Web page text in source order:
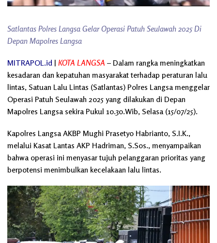
Satlantas Polres Langsa Gelar Operasi Patuh Seulawah 2025 Di
Depan Mapolres Langsa
MITRAPOL.id | KOTA LANGSA – Dalam rangka meningkatkan
kesadaran dan kepatuhan masyarakat terhadap peraturan lalu
lintas, Satuan Lalu Lintas (Satlantas) Polres Langsa menggelar
Operasi Patuh Seulawah 2025 yang dilakukan di Depan
Mapolres Langsa sekira Pukul 10.30.Wib, Selasa (15/07/25).
Kapolres Langsa AKBP Mughi Prasetyo Habrianto, S.I.K.,
melalui Kasat Lantas AKP Hadriman, S.Sos., menyampaikan
bahwa operasi ini menyasar tujuh pelanggaran prioritas yang
berpotensi menimbulkan kecelakaan lalu lintas.